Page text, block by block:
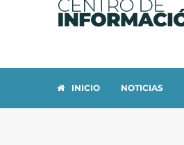
INICIO NOTICIAS